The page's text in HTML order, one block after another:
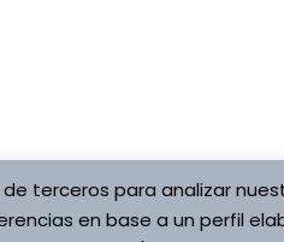
Vojta
terceros para analizar
en base a un perfil